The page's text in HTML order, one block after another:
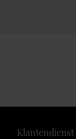
Klantendienst